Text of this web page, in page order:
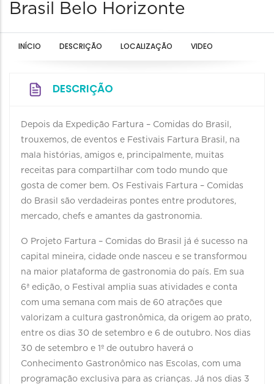
Brasil Belo Horizonte
INÍCIO DESCRIÇÃO LOCALIZAÇÃO VIDEO
DESCRIÇÃO
Depois da Expedição Fartura – Comidas do Brasil,
trouxemos, de eventos e Festivais Fartura Brasil, na
mala histórias, amigos e, principalmente, muitas
receitas para compartilhar com todo mundo que
gosta de comer bem. Os Festivais Fartura – Comidas
do Brasil são verdadeiras pontes entre produtores,
mercado, chefs e amantes da gastronomia.
O Projeto Fartura – Comidas do Brasil já é sucesso na
capital mineira, cidade onde nasceu e se transformou
na maior plataforma de gastronomia do país. Em sua
6ª edição, o Festival amplia suas atividades e conta
com uma semana com mais de 60 atrações que
valorizam a cultura gastronômica, da origem ao prato,
entre os dias 30 de setembro e 6 de outubro. Nos dias
30 de setembro e 1º de outubro haverá o
Conhecimento Gastronômico nas Escolas, com uma
programação exclusiva para as crianças. Já nos dias 3